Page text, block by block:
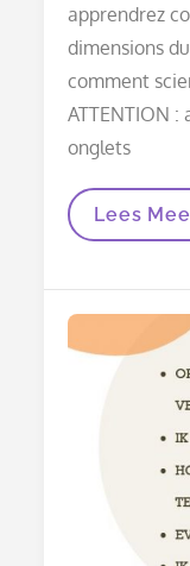
apprendrez
dimensions
comment
ATTENTION
onglets
Phase
Lees